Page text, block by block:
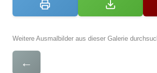
Weitere Ausmalbilder aus dieser Galerie
←